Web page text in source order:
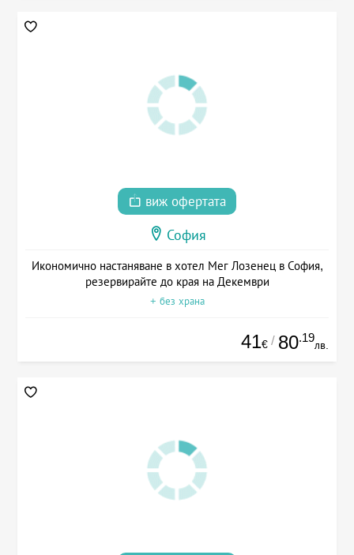
виж офертата
София
Икономично настаняване в хотел Мег Лозенец в София,
резервирайте до края на Декември
+ без храна
41€ / 80.19
лв.